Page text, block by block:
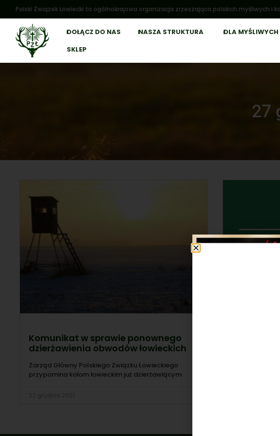
Polski Związek Łowiecki to ogólnokrajowa organizacja zrzeszająca polskich myśliwych i
DOŁĄCZ DO NAS NASZA STRUKTURA DLA MYŚLIWYCH
SKLEP
27
Komunikat w sprawie ponownego
dzierżawienia obwodów łowieckich
Zarząd Główny Polskiego Związku Łowieckiego
przypomina kołom łowieckim już dzierżawiącym